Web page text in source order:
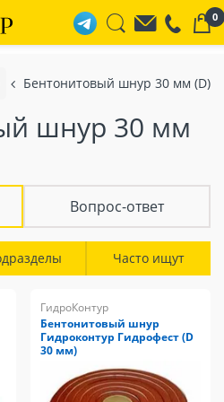
0
Бентонитовый шнур 30 мм (D)
шнур 30 мм
Вопрос-ответ
Часто ищут
ГидроКонтур
Бентонитовый шнур
Гидроконтур Гидрофест (D
30 мм)